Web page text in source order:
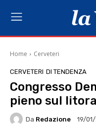
Home Cerveteri
CERVETERI DI TENDENZA
Congresso
pieno sul
Da Redazione 19/